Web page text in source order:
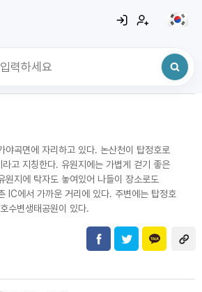
야곡면에 자리하고 있다. 논산천이 탑정호로
고 지칭한다. 유원지에는 가볍게 걷기 좋은
원지에 탁자도 놓여있어 나들이 장소로도
IC에서 가까운 거리에 있다. 주변에는 탑정호
수변생태공원이 있다.